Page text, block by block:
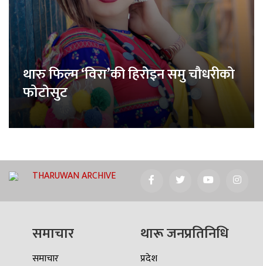
थारु फिल्म ‘विरा’की हिरोइन समु चौधरीको
फोटोसुट
THARUWAN ARCHIVE
समाचार
समाचार
थारू जनप्रतिनिधि
प्रदेश